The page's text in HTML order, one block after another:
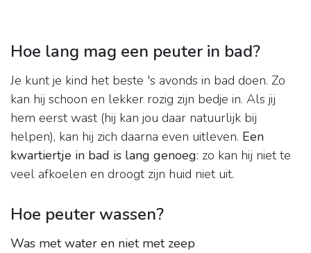
Hoe lang mag een peuter in bad?
Je kunt je kind het beste 's avonds in bad doen. Zo
kan hij schoon en lekker rozig zijn bedje in. Als jij
hem eerst wast (hij kan jou daar natuurlijk bij
helpen), kan hij zich daarna even uitleven. Een
kwartiertje in bad is lang genoeg: zo kan hij niet te
veel afkoelen en droogt zijn huid niet uit.
Hoe peuter wassen?
Was met water en niet met zeep